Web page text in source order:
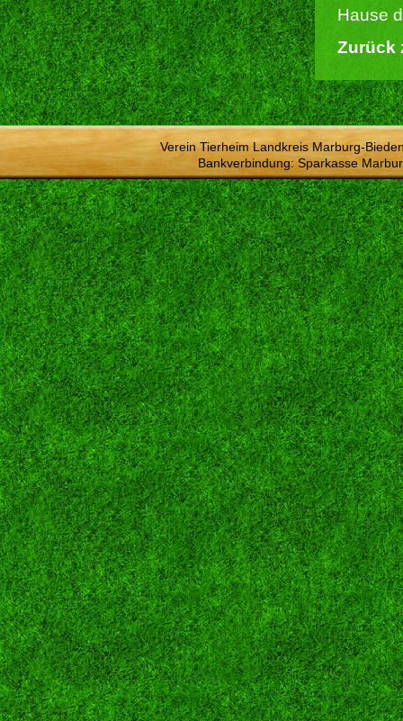
Hause
Zurück
Verein Tierheim Landkreis Marburg-
Bankverbindung: Sparkasse